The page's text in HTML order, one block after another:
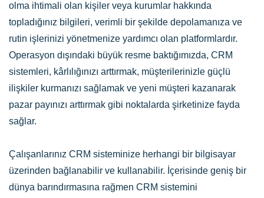
olma ihtimali olan kişiler veya kurumlar hakkında
topladığınız bilgileri, verimli bir şekilde depolamanıza ve
rutin işlerinizi yönetmenize yardımcı olan platformlardır.
Operasyon dışındaki büyük resme baktığımızda, CRM
sistemleri, kârlılığınızı arttırmak, müşterilerinizle güçlü
ilişkiler kurmanızı sağlamak ve yeni müşteri kazanarak
pazar payınızı arttırmak gibi noktalarda şirketinize fayda
sağlar.
Çalışanlarınız CRM sisteminize herhangi bir bilgisayar
üzerinden bağlanabilir ve kullanabilir. İçerisinde geniş bir
dünya barındırmasına rağmen CRM sistemini